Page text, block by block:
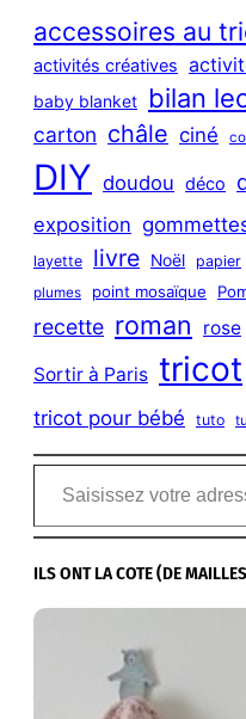
c
h
accessoires au
activités créatives
baby blanket bilan
carton châle ciné
DIY doudou déco
exposition
layette livre Noël papier
plumes point mosaïque
recette roman rose
Sortir à Paris tricot
tricot pour bébé tuto
Saisissez votre adresse e-mail…
ILS ONT LA COTE (DE